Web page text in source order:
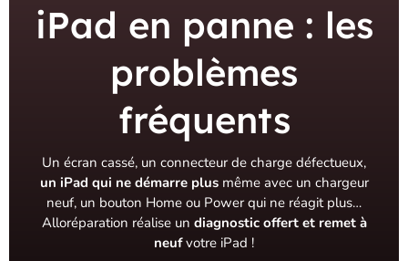
iPad en panne : les
problèmes
fréquents
Un écran cassé, un connecteur de charge défectueux,
un iPad qui ne démarre plusmême avec un chargeur
neuf, un bouton Home ou Power qui ne réagit plus…
Alloréparation réalise un diagnostic offert et remet à
neufvotre iPad !